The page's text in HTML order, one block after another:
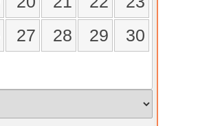
27 28 29
30